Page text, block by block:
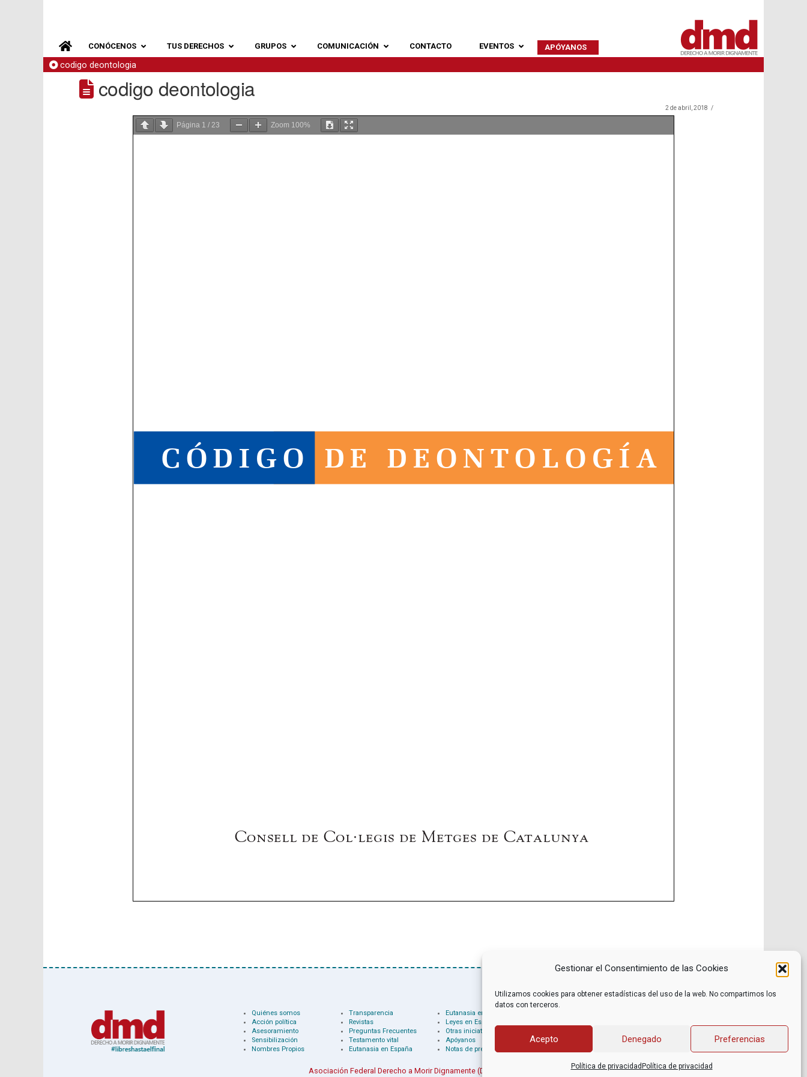
Gestionar el Consentimiento de las Cookies
Utilizamos cookies para obtener estadísticas del uso de la web. No compartimos los
datos con terceros.
Acepto Denegado Preferencias
Política de privacidad Política de privacidad
CONÓCENOS TUS DERECHOS GRUPOS COMUNICACIÓN CONTACTO EVENTOS APÓYANOS
codigo deontologia
codigo deontologia
2 de abril, 2018
Página 1 / 23 Zoom 100%
Quiénes somos
Acción política
Asesoramiento
Sensibilización
Nombres Propios
Transparencia
Revistas
Preguntas Frecuentes
Testamento vital
Eutanasia en España
Eutanasia en el mundo
Leyes en España
Otras iniciativas
Apóyanos
Notas de prensa
Libros recomendados
Películas recomendadas
Facebook
Asociación Federal Derecho a Morir Dignamente (DMD)